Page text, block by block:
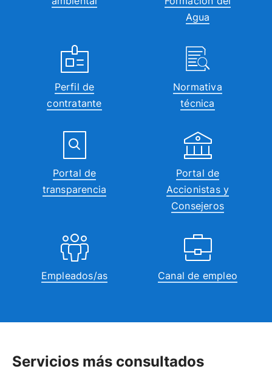
Agua
Perfil de
contratante
Normativa
técnica
Portal de
transparencia
Portal de
Accionistas y
Consejeros
Empleados/as Canal de empleo
Servicios más consultados